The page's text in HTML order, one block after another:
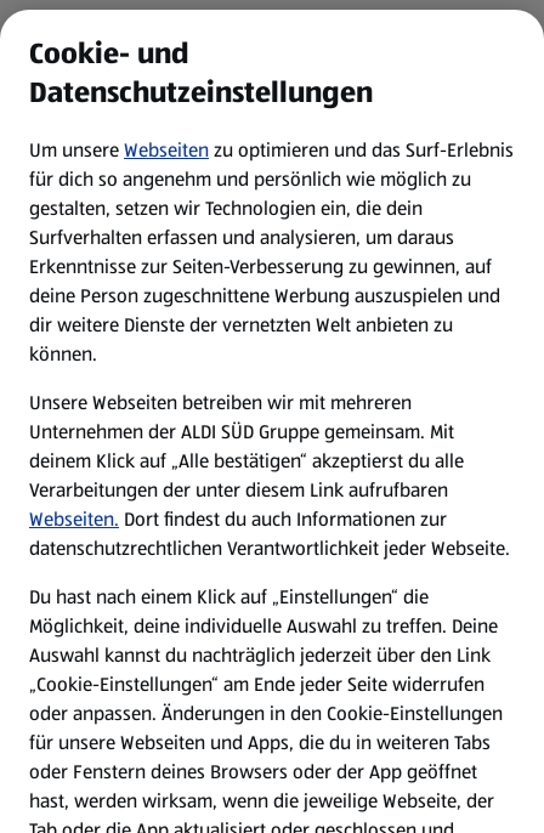
Newsletter
WhatsApp
Über ALDI SÜD
Filialen
Nachhaltigkeit
Karriere
Presse
Hilfe & Kontakt
(öffnet in einem neuen Tab)
Unternehmen
Folge uns hier:
Cookie- und
Datenschutzeinstellungen
Um unsereWebseitenzu optimieren und das Surf-Erlebnis
für dich so angenehm und persönlich wie möglich zu
gestalten, setzen wir Technologien ein, die dein
Surfverhalten erfassen und analysieren, um daraus
Erkenntnisse zur Seiten-Verbesserung zu gewinnen, auf
deine Person zugeschnittene Werbung auszuspielen und
dir weitere Dienste der vernetzten Welt anbieten zu
können.
Unsere Webseiten betreiben wir mit mehreren
Unternehmen der ALDI SÜD Gruppe gemeinsam. Mit
deinem Klick auf „Alle bestätigen“ akzeptierst du alle
Verarbeitungen der unter diesem Link aufrufbaren
Webseiten. Dort findest du auch Informationen zur
datenschutzrechtlichen Verantwortlichkeit jeder Webseite.
Du hast nach einem Klick auf „Einstellungen“ die
Möglichkeit, deine individuelle Auswahl zu treffen. Deine
Auswahl kannst du nachträglich jederzeit über den Link
„Cookie-Einstellungen“ am Ende jeder Seite widerrufen
oder anpassen. Änderungen in den Cookie-Einstellungen
für unsere Webseiten und Apps, die du in weiteren Tabs
oder Fenstern deines Browsers oder der App geöffnet
hast, werden wirksam, wenn die jeweilige Webseite, der